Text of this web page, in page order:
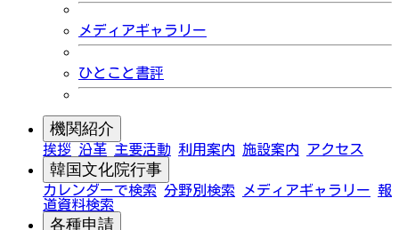
メディアギャラリー
ひとこと書評
機関紹介
挨拶 沿革 主要活動 利用案内 施設案内 アクセス
韓国文化院行事
カレンダーで検索 分野別検索 メディアギャラリー 報
道資料検索
各種申請